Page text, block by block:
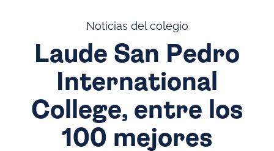
Noticias del colegio
Laude San Pedro
International
College, entre los
100 mejores